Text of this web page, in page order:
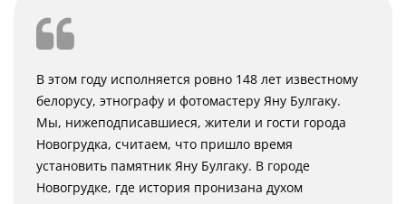
В этом году исполняется ровно 148 лет известному
белорусу, этнографу и фотомастеру Яну Булгаку.
Мы, нижеподписавшиеся, жители и гости города
Новогрудка, считаем, что пришло время
установить памятник Яну Булгаку. В городе
Новогрудке, где история пронизана духом